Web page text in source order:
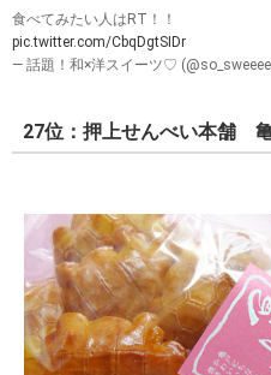
食べてみたい人はRT！！
pic.twitter.com/CbqDgtSIDr
— 話題！和×洋スイーツ♡
27位：押上せんべい本舗